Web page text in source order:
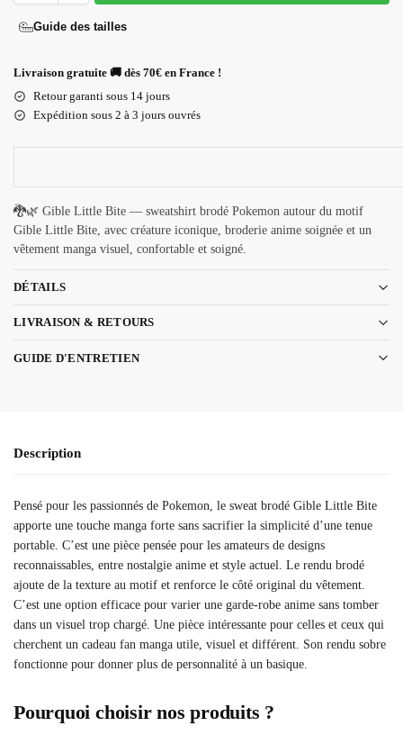
Guide des tailles
Livraison gratuite 🚚 dès 70€ en France !
Retour garanti sous 14 jours
Expédition sous 2 à 3 jours ouvrés
🐉🌿 Gible Little Bite — sweatshirt brodé Pokemon autour du motif
Gible Little Bite, avec créature iconique, broderie anime soignée et un
vêtement manga visuel, confortable et soigné.
DÉTAILS
LIVRAISON & RETOURS
GUIDE D'ENTRETIEN
Description
Pensé pour les passionnés de Pokemon, le sweat brodé Gible Little Bite
apporte une touche manga forte sans sacrifier la simplicité d’une tenue
portable. C’est une pièce pensée pour les amateurs de designs
reconnaissables, entre nostalgie anime et style actuel. Le rendu brodé
ajoute de la texture au motif et renforce le côté original du vêtement.
C’est une option efficace pour varier une garde-robe anime sans tomber
dans un visuel trop chargé. Une pièce intéressante pour celles et ceux qui
cherchent un cadeau fan manga utile, visuel et différent. Son rendu sobre
fonctionne pour donner plus de personnalité à un basique.
Pourquoi choisir nos produits ?